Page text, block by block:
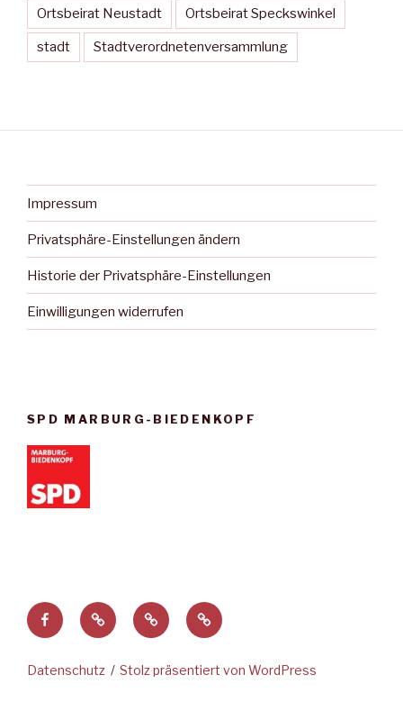
Ortsbeirat Neustadt Ortsbeirat Speckswinkel
stadt Stadtverordnetenversammlung
Impressum
Privatsphäre-Einstellungen ändern
Historie der Privatsphäre-Einstellungen
Einwilligungen widerrufen
SPD MARBURG-BIEDENKOPF
FacebookPrivatsphäre-
Einstellungen
Historie
der
Einwilligungen
widerrufen
Datenschutz Stolz präsentiert von WordPress